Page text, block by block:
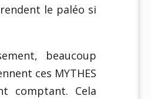
le paléo si
beaucoup
ces MYTHES
comptant. Cela